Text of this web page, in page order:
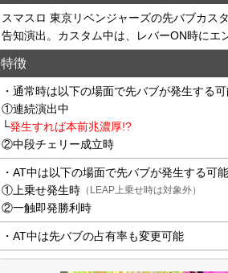
スマスロ 東京リベンジャーズの先バブカス
告知演出。カスタム中は、レバーON時にエ
特徴
・通常時は以下の場面で先バブが発生する
①連続演出中
└発生すれば本前兆濃厚!?
②中段チェリー成立時
・AT中は以下の場面で先バブが発生する可
①上乗せ発生時 （LEAP上乗せ時は対象外）
②一触即発勝利時
・AT中は先バブの占有率も変更可能